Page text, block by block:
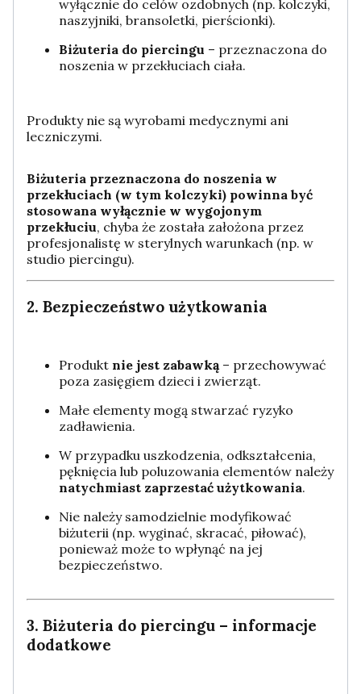
wyłącznie do celów ozdobnych (np. kolczyki,
naszyjniki, bransoletki, pierścionki).
Biżuteria do piercingu – przeznaczona do
noszenia w przekłuciach ciała.
Produkty nie są wyrobami medycznymi ani
leczniczymi.
Biżuteria przeznaczona do noszenia w
przekłuciach (w tym kolczyki) powinna być
stosowana wyłącznie w wygojonym
przekłuciu, chyba że została założona przez
profesjonalistę w sterylnych warunkach (np. w
studio piercingu).
2. Bezpieczeństwo użytkowania
Produkt nie jest zabawką– przechowywać
poza zasięgiem dzieci i zwierząt.
Małe elementy mogą stwarzać ryzyko
zadławienia.
W przypadku uszkodzenia, odkształcenia,
pęknięcia lub poluzowania elementów należy
natychmiast zaprzestać użytkowania.
Nie należy samodzielnie modyfikować
biżuterii (np. wyginać, skracać, piłować),
ponieważ może to wpłynąć na jej
bezpieczeństwo.
3. Biżuteria do piercingu – informacje
dodatkowe